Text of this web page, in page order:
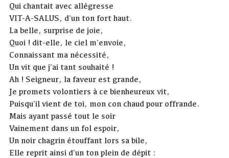
Qui chantait avec allégresse
VIT-A-SALUS, d'un ton fort haut.
La belle, surprise de joie,
Quoi ! dit-elle, le ciel m'envoie,
Connaissant ma nécessité,
Un vit que j'ai tant souhaité !
Ah ! Seigneur, la faveur est grande,
Je promets volontiers à ce bienheureux vit,
Puisqu'il vient de toi, mon con chaud pour offrande.
Mais ayant passé tout le soir
Vainement dans un fol espoir,
Un noir chagrin étouffant lors sa bile,
Elle reprit ainsi d'un ton plein de dépit :